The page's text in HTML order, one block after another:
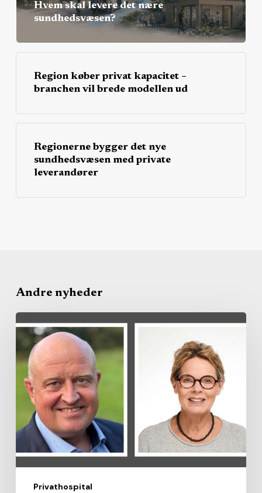
Hvem skal levere det nære
sundhedsvæsen?
Region køber privat kapacitet –
branchen vil brede modellen ud
Regionerne bygger det nye
sundhedsvæsen med private
leverandører
Andre nyheder
Privathospital
Region
køber
privat
kapacitet
branchen
brede
modellen